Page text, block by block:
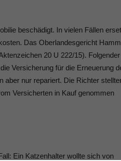
beschädigt. In vielen Fällen
Das Oberlandesgericht Hamm
20 U 222/15). Folgender
Versicherung für die Erneuerung
aber nur repariert. Die Richter
Versicherten in Kauf genommen
Ein Katzenhalter wollte sich von